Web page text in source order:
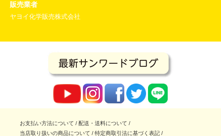
販売業者
ヤヨイ化学販売株式会社
お支払い方法について / 配送・送料について /
当店取り扱いの商品について / 特定商取引法に基づく表記 /